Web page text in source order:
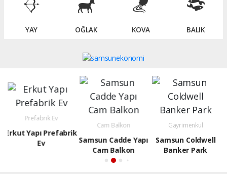
YAY OĞLAK KOVA BALIK
Samsun Cadde Yapı
Gayrimenkul
Samsun Coldwell
Banker Park
İNŞAAT